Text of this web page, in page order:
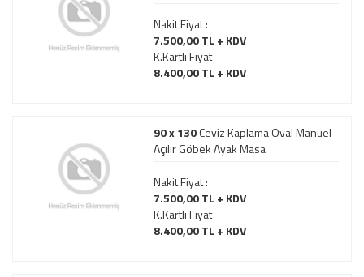
Nakit Fiyat :
7.500,00 TL + KDV
K.Kartlı Fiyat
8.400,00 TL + KDV
90 x 130Ceviz Kaplama Oval Manuel
Açılır Göbek Ayak Masa
Nakit Fiyat :
7.500,00 TL + KDV
K.Kartlı Fiyat
8.400,00 TL + KDV